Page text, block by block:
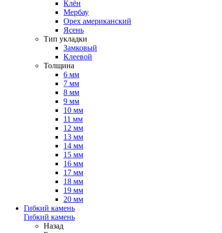
Клён
Мербау
Орех американский
Ясень
Тип укладки
Замковый
Клеевой
Толщина
6 мм
7 мм
8 мм
9 мм
10 мм
11 мм
12 мм
13 мм
14 мм
15 мм
16 мм
17 мм
18 мм
19 мм
20 мм
Гибкий камень
Гибкий камень
Назад